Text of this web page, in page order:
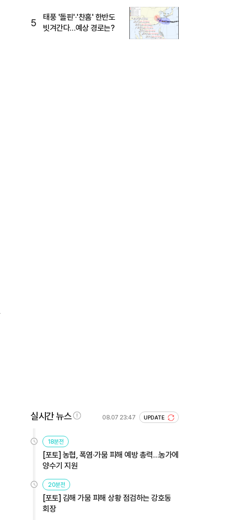
5
태풍 '돌핀'·'찬홈' 한반도
빗겨간다…예상 경로는?
실시간 뉴스 08.07 23:47 UPDATE
18분전
[포토] 농협, 폭염·가뭄 피해 예방 총력…농가에
양수기 지원
20분전
[포토] 김해 가뭄 피해 상황 점검하는 강호동
회장